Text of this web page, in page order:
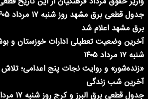
برق مشهد اعلام شد
آخرین وضعیت تعطیلی ادارات خوزستان و
شنبه ۱۷ مرداد ۱۴۰۵
«زنده‌شور» و روایت نجات پنج اعدامی؛
آخرین شب زندگی